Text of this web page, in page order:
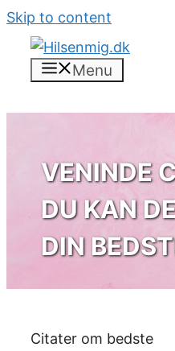
Skip to content
Menu
VENINDE
DU KAN
DIN
Citater om bedste